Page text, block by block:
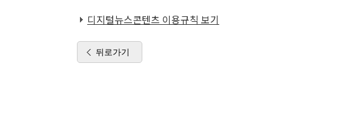
디지털뉴스콘텐츠 이용규칙 보기
뒤로가기